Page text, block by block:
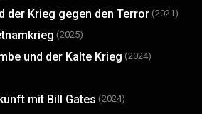
der Krieg gegen den Terror (2021)
(2025)
und der Kalte Krieg (2024)
mit Bill Gates (2024)